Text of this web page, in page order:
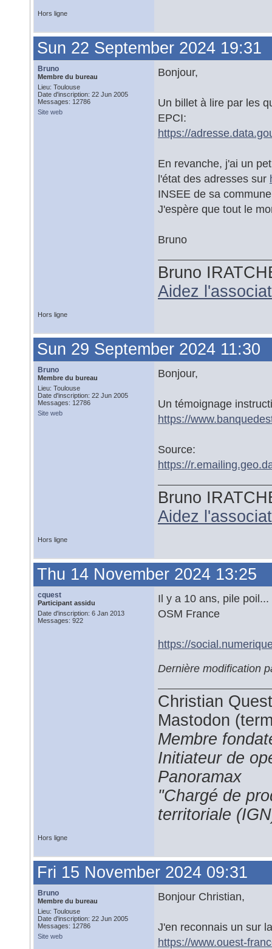
Hors ligne
Sun 22 September 2024 19:31
Bruno
Membre du bureau
Lieu: Toulouse
Date d'inscription: 22 Jun 2005
Messages: 12786
Site web
Bonjour,
Un billet à lire par les
EPCI:
https://
En revanche, j'ai un
l'état des adresses sur
INSEE de sa commune
J'espère que tout le
Bruno
Bruno
Aidez
Hors ligne
Sun 29 September 2024 11:30
Bruno
Membre du bureau
Lieu: Toulouse
Date d'inscription: 22 Jun 2005
Messages: 12786
Site web
Bonjour,
Un témoignage
https://
Source:
https://
Bruno
Aidez
Hors ligne
Thu 14 November 2024 13:25
cquest
Participant assidu
Date d'inscription: 6 Jan 2013
Messages: 922
Il y a 10 ans, pile
OSM France
https://
Dernière modification
Christian
Mastodon
Membre
Initiateur de
Panoramax
"Chargé de
territoriale
Hors ligne
Fri 15 November 2024 09:31
Bruno
Membre du bureau
Lieu: Toulouse
Date d'inscription: 22 Jun 2005
Messages: 12786
Site web
Bonjour Christian,
J'en reconnais un sur
https://www.ouest-